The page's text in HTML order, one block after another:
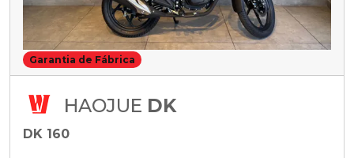
Garantia de Fábrica
HAOJUE DK
DK 160